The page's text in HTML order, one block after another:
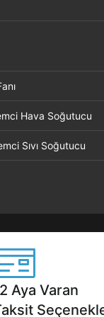
Hava Soğutucu
Sıvı Soğutucu
Aya Varan